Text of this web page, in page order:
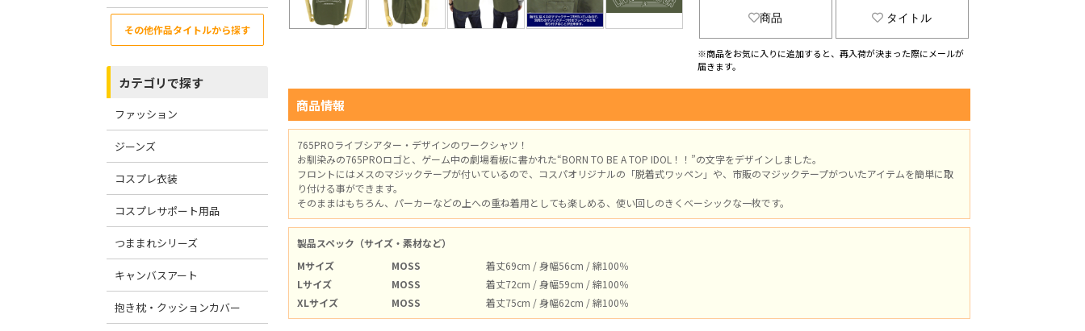
その他作品タイトルから探す
カテゴリで探す
ファッション
ジーンズ
コスプレ衣装
コスプレサポート用品
つままれシリーズ
キャンバスアート
抱き枕・クッションカバー
商品 タイトル
※商品をお気に入りに追加すると、再入荷が決まった際にメールが
届きます。
商品情報
765PROライブシアター・デザインのワークシャツ！
お馴染みの765PROロゴと、ゲーム中の劇場看板に書かれた“BORN TO BE A TOP IDOL！！”の文字をデザインしました。
フロントにはメスのマジックテープが付いているので、コスパオリジナルの「脱着式ワッペン」や、市販のマジックテープがついたアイテムを簡単に取
り付ける事ができます。
そのままはもちろん、パーカーなどの上への重ね着用としても楽しめる、使い回しのきくベーシックな一枚です。
製品スペック（サイズ・素材など）
Mサイズ
MOSS
着丈69cm / 身幅56cm / 綿100％
Lサイズ
MOSS
着丈72cm / 身幅59cm / 綿100％
XLサイズ
MOSS 着丈75cm / 身幅62cm / 綿100％